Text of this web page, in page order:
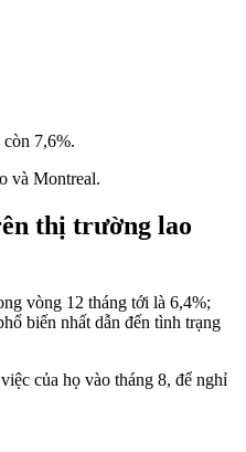
7,6%.
và Montreal.
thị trường lao
vòng 12 tháng tới là 6,4%;
biến nhất dẫn đến tình trạng
của họ vào tháng 8, để nghỉ